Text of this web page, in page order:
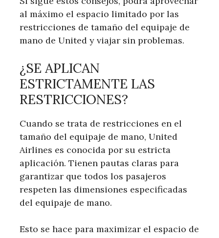
al máximo el espacio limitado por las
restricciones de tamaño del equipaje de
mano de United y viajar sin problemas.
¿SE APLICAN
ESTRICTAMENTE LAS
RESTRICCIONES?
Cuando se trata de restricciones en el
tamaño del equipaje de mano, United
Airlines es conocida por su estricta
aplicación. Tienen pautas claras para
garantizar que todos los pasajeros
respeten las dimensiones especificadas
del equipaje de mano.
Esto se hace para maximizar el espacio de